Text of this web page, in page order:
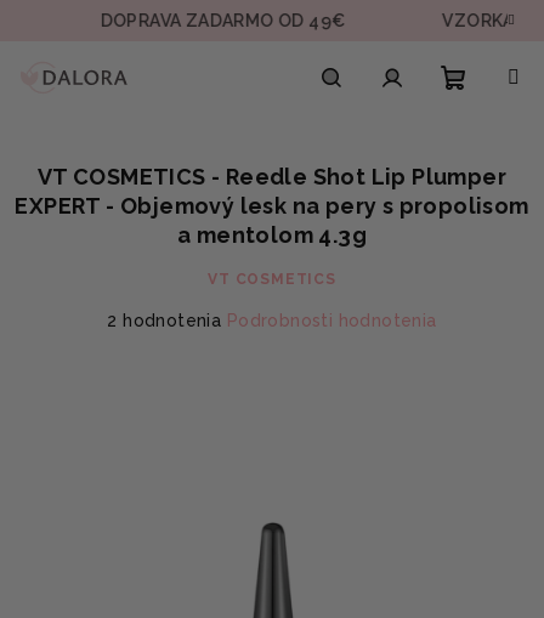
DOPRAVA ZADARMO OD 49€ VZORKA V
košík
VT COSMETICS - Reedle Shot Lip Plumper
EXPERT - Objemový lesk na pery s propolisom
a mentolom 4.3g
VT COSMETICS
Priemerné
2 hodnotenia Podrobnosti hodnotenia